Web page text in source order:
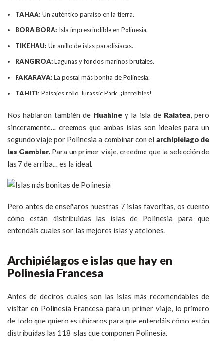
TAHAA: Un auténtico paraíso en la tierra.
BORA BORA: Isla imprescindible en Polinesia.
TIKEHAU: Un anillo de islas paradisíacas.
RANGIROA: Lagunas y fondos marinos brutales.
FAKARAVA: La postal más bonita de Polinesia.
TAHITI: Paisajes rollo Jurassic Park, ¡increíbles!
Nos hablaron también de Huahiney la isla de Raiatea, pero
sinceramente… creemos que ambas islas son ideales para un
segundo viaje por Polinesia a combinar con el archipiélago de
las Gambier. Para un primer viaje, creedme que la selección de
las 7 de arriba… es la ideal.
Pero antes de enseñaros nuestras 7 islas favoritas, os cuento
cómo están distribuidas las islas de Polinesia para que
entendáis cuales son las mejores islas y atolones.
Archipiélagos e islas que hay en
Polinesia Francesa
Antes de deciros cuales son las islas más recomendables de
visitar en Polinesia Francesa para un primer viaje, lo primero
de todo que quiero es ubicaros para que entendáis cómo están
distribuidas las 118 islas que componen Polinesia.